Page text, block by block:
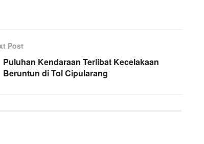
Post
Puluhan Kendaraan Terlibat Kecelakaan
Beruntun di Tol Cipularang